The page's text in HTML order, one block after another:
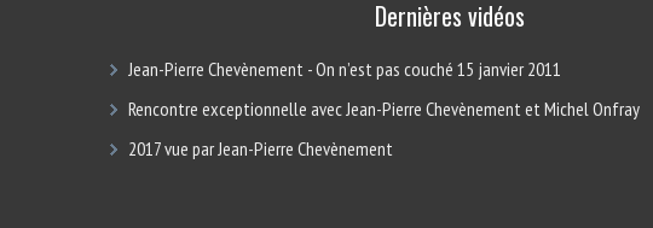
Dernières vidéos
Jean-Pierre Chevènement - On n’est pas couché 15 janvier 2011
Rencontre exceptionnelle avec Jean-Pierre Chevènement et Michel Onfray
2017 vue par Jean-Pierre Chevènement